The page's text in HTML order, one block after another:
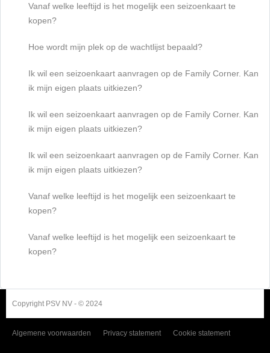
Vanaf welke leeftijd is het mogelijk een seizoenkaart te
kopen?
Hoe wordt mijn plek op de wachtlijst bepaald?
Ik wil een seizoenkaart aanvragen op de Family Corner. Kan
ik mijn eigen plaats uitkiezen?
Ik wil een seizoenkaart aanvragen op de Family Corner. Kan
ik mijn eigen plaats uitkiezen?
Ik wil een seizoenkaart aanvragen op de Family Corner. Kan
ik mijn eigen plaats uitkiezen?
Vanaf welke leeftijd is het mogelijk een seizoenkaart te
kopen?
Vanaf welke leeftijd is het mogelijk een seizoenkaart te
kopen?
Copyright PSV NV - © 2024
Algemene voorwaarden Privacy statement Cookie statement